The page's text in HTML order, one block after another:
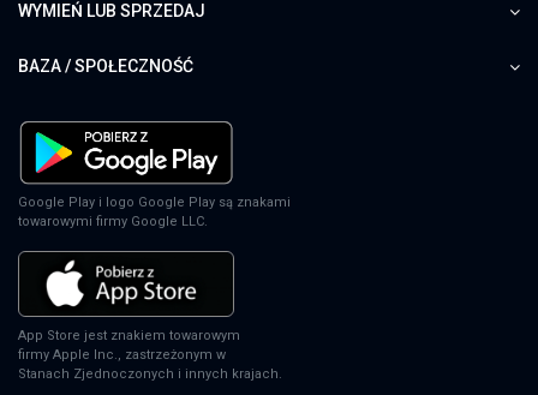
WYMIEŃ LUB SPRZEDAJ
BAZA / SPOŁECZNOŚĆ
Google Play i logo Google Play są znakami
towarowymi firmy Google LLC.
App Store jest znakiem towarowym
firmy Apple Inc., zastrzeżonym w
Stanach Zjednoczonych i innych krajach.